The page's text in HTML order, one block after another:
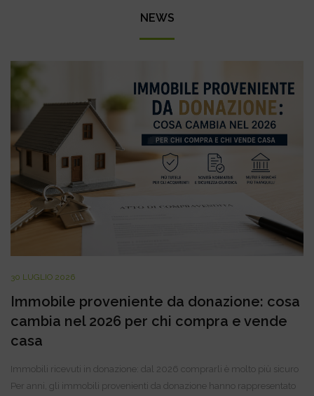
NEWS
30 LUGLIO 2026
Immobile proveniente da donazione: cosa
cambia nel 2026 per chi compra e vende
casa
Immobili ricevuti in donazione: dal 2026 comprarli è molto più sicuro
Per anni, gli immobili provenienti da donazione hanno rappresentato